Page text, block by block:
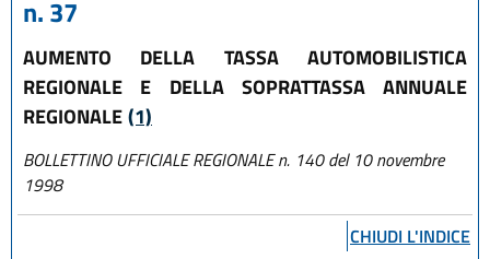
n. 37
AUMENTO DELLA TASSA AUTOMOBILISTICA
REGIONALE E DELLA SOPRATTASSA ANNUALE
REGIONALE(1)
BOLLETTINO UFFICIALE REGIONALE n. 140 del 10 novembre
1998
CHIUDI L'INDICE